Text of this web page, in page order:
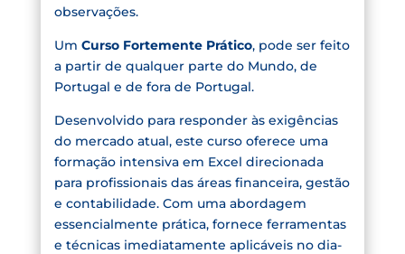
observações.
Um Curso Fortemente Prático, pode ser feito
a partir de qualquer parte do Mundo, de
Portugal e de fora de Portugal.
Desenvolvido para responder às exigências
do mercado atual, este curso oferece uma
formação intensiva em Excel direcionada
para profissionais das áreas financeira, gestão
e contabilidade. Com uma abordagem
essencialmente prática, fornece ferramentas
e técnicas imediatamente aplicáveis no dia-